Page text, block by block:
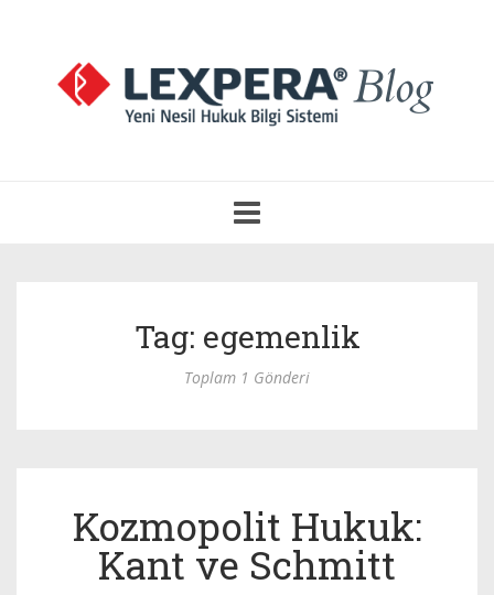
Aç
Tag: egemenlik
Toplam 1 Gönderi
Kozmopolit Hukuk:
Kant ve Schmitt